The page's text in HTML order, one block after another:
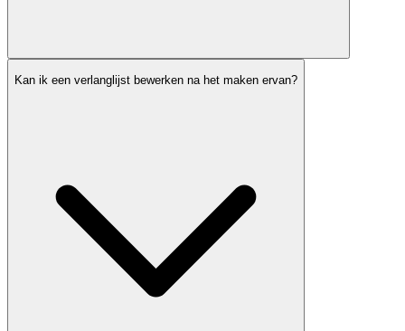
Kan ik een verlanglijst bewerken na het maken ervan?